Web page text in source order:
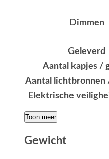
Dimmen
Geleverd
Aantal kapjes /
Aantal
Elektrische
Toon meer
Gewicht